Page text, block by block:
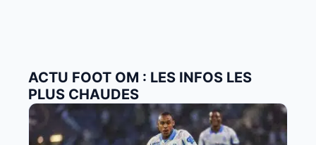
ACTU FOOT OM : LES INFOS LES
PLUS CHAUDES